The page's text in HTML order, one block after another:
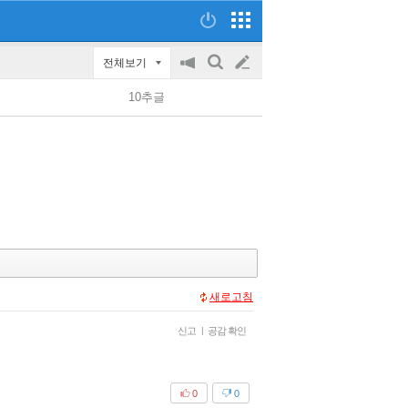
전체보기
공
on/off
검
글
쓰
10추글
새로고침
신고 | 공감 확인
0
0